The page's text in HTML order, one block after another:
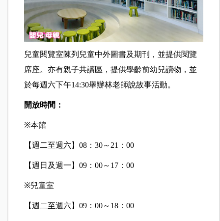
兒童閱覽室陳列兒童中外圖書及期刊，並提供閱覽
席座。亦有親子共讀區，提供學齡前幼兒讀物，並
於每週六下午14:30舉辦林老師說故事活動。
開放時間：
※本館
【週二至週六】08：30～21：00
【週日及週一】09：00～17：00
※兒童室
【週二至週六】09：00～18：00